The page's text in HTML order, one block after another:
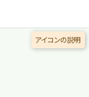
アイコンの説明